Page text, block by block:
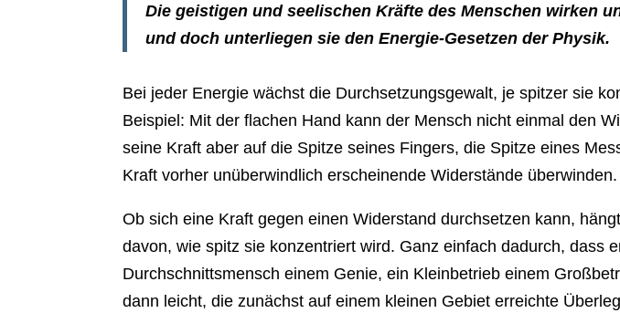
Die geistigen und seelischen Kräfte des Menschen wirken
und doch unterliegen sie den Energie-Gesetzen der Physik.
Bei jeder Energie wächst die Durchsetzungsgewalt, je spitzer sie
Beispiel: Mit der flachen Hand kann der Mensch nicht einmal den
seine Kraft aber auf die Spitze seines Fingers, die Spitze eines
Kraft vorher unüberwindlich erscheinende Widerstände
Ob sich eine Kraft gegen einen Widerstand durchsetzen kann,
davon, wie spitz sie konzentriert wird. Ganz einfach dadurch, dass
Durchschnittsmensch einem Genie, ein Kleinbetrieb einem
dann leicht, die zunächst auf einem kleinen Gebiet erreichte